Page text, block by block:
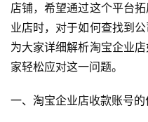
店铺，希望通过这个平台
业店时，对于如何查找到
为大家详细解析淘宝企业
家轻松应对这一问题。
一、淘宝企业店收款账号的